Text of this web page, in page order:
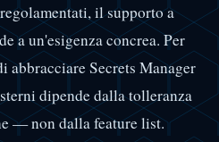
il supporto a
a un'esigenza concrea. Per
Secrets Manager
dipende dalla tolleranza
— non dalla feature list.